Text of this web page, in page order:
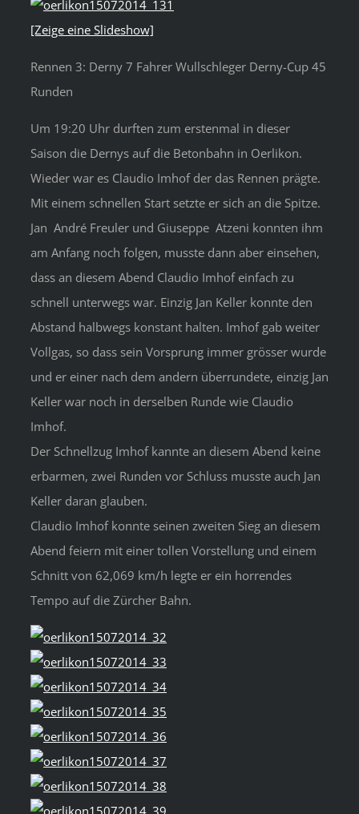
[Zeige eine Slideshow]
Rennen 3: Derny 7 Fahrer Wullschleger Derny-Cup 45
Runden
Um 19:20 Uhr durften zum erstenmal in dieser
Saison die Dernys auf die Betonbahn in Oerlikon.
Wieder war es Claudio Imhof der das Rennen prägte.
Mit einem schnellen Start setzte er sich an die Spitze.
Jan André Freuler und Giuseppe Atzeni konnten ihm
am Anfang noch folgen, musste dann aber einsehen,
dass an diesem Abend Claudio Imhof einfach zu
schnell unterwegs war. Einzig Jan Keller konnte den
Abstand halbwegs konstant halten. Imhof gab weiter
Vollgas, so dass sein Vorsprung immer grösser wurde
und er einer nach dem andern überrundete, einzig Jan
Keller war noch in derselben Runde wie Claudio
Imhof.
Der Schnellzug Imhof kannte an diesem Abend keine
erbarmen, zwei Runden vor Schluss musste auch Jan
Keller daran glauben.
Claudio Imhof konnte seinen zweiten Sieg an diesem
Abend feiern mit einer tollen Vorstellung und einem
Schnitt von 62,069 km/h legte er ein horrendes
Tempo auf die Zürcher Bahn.